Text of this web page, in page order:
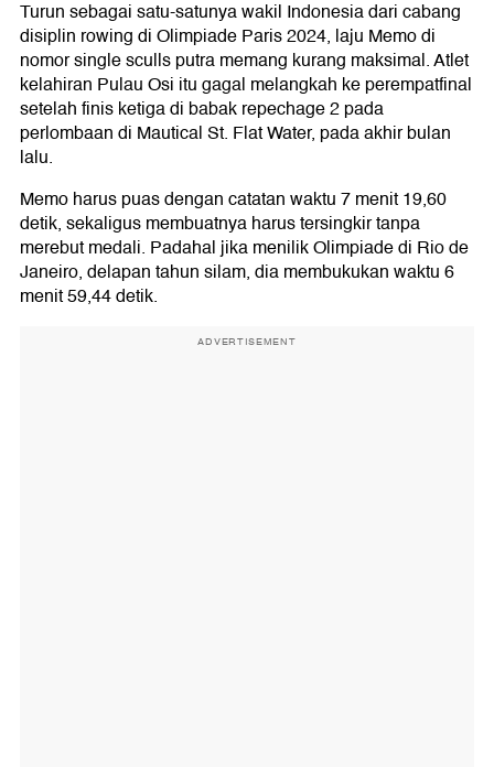
Turun sebagai satu-satunya wakil Indonesia dari cabang
disiplin rowing di Olimpiade Paris 2024, laju Memo di
nomor single sculls putra memang kurang maksimal. Atlet
kelahiran Pulau Osi itu gagal melangkah ke perempatfinal
setelah finis ketiga di babak repechage 2 pada
perlombaan di Mautical St. Flat Water, pada akhir bulan
lalu.
Memo harus puas dengan catatan waktu 7 menit 19,60
detik, sekaligus membuatnya harus tersingkir tanpa
merebut medali. Padahal jika menilik Olimpiade di Rio de
Janeiro, delapan tahun silam, dia membukukan waktu 6
menit 59,44 detik.
ADVERTISEMENT